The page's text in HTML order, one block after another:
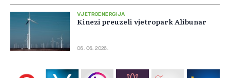
VJETROENERGIJA
Kinezi preuzeli vjetropark Alibunar
06. 06. 2026.